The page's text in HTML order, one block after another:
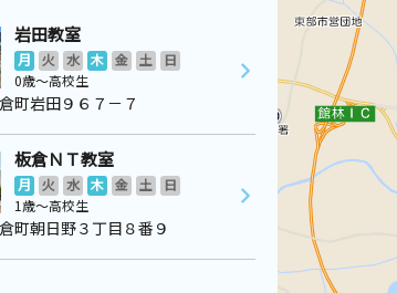
岩田教室
月 火 水 木 金 土
日
0歳～高校生
町岩田９６７－７
板倉ＮＴ教室
月 火 水 木 金 土
日
1歳～高校生
町朝日野３丁目８番９